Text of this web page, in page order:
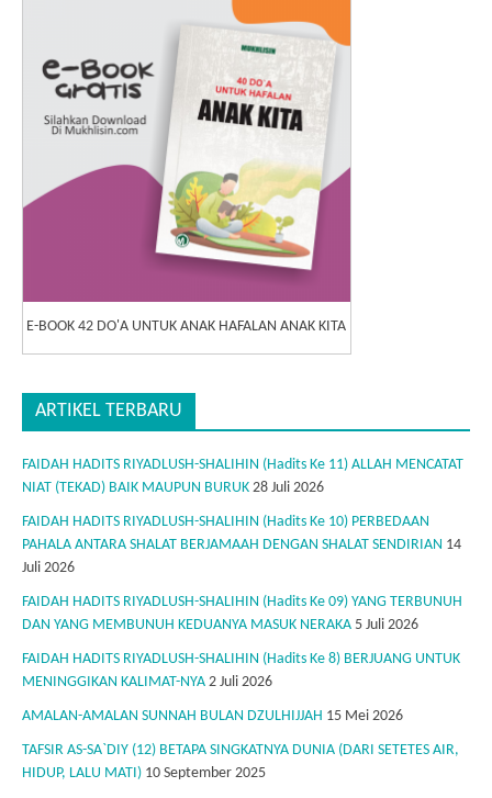
E-BOOK 42 DO'A UNTUK ANAK HAFALAN ANAK KITA
ARTIKEL TERBARU
FAIDAH HADITS RIYADLUSH-SHALIHIN (Hadits Ke 11) ALLAH MENCATAT
NIAT (TEKAD) BAIK MAUPUN BURUK 28 Juli 2026
FAIDAH HADITS RIYADLUSH-SHALIHIN (Hadits Ke 10) PERBEDAAN
PAHALA ANTARA SHALAT BERJAMAAH DENGAN SHALAT SENDIRIAN 14
Juli 2026
FAIDAH HADITS RIYADLUSH-SHALIHIN (Hadits Ke 09) YANG TERBUNUH
DAN YANG MEMBUNUH KEDUANYA MASUK NERAKA 5 Juli 2026
FAIDAH HADITS RIYADLUSH-SHALIHIN (Hadits Ke 8) BERJUANG UNTUK
MENINGGIKAN KALIMAT-NYA 2 Juli 2026
AMALAN-AMALAN SUNNAH BULAN DZULHIJJAH 15 Mei 2026
TAFSIR AS-SA`DIY (12) BETAPA SINGKATNYA DUNIA (DARI SETETES AIR,
HIDUP, LALU MATI) 10 September 2025